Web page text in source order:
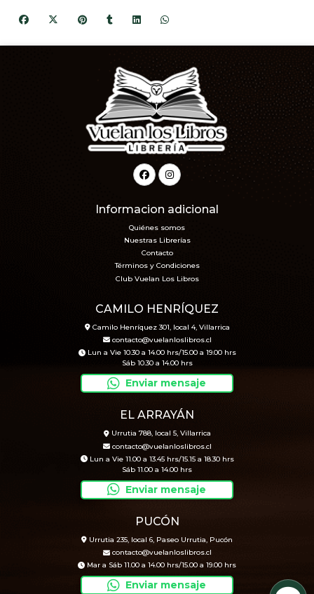
Informacion adicional
Quiénes somos
Nuestras Librerías
Contacto
Términos y Condiciones
Club Vuelan Los Libros
CAMILO HENRÍQUEZ
Camilo Henríquez 301, local 4, Villarrica
contacto@vuelanloslibros.cl
Lun a Vie 10.30 a 14.00 hrs/15.00 a 19.00 hrs
Sáb 10.30 a 14.00 hrs
Enviar mensaje
EL ARRAYÁN
Urrutia 788, local 5, Villarrica
contacto@vuelanloslibros.cl
Lun a Vie 11.00 a 13.45 hrs/15.15 a 18.30 hrs
Sáb 11.00 a 14.00 hrs
Enviar mensaje
PUCÓN
Urrutia 235, local 6, Paseo Urrutia, Pucón
contacto@vuelanloslibros.cl
Mar a Sáb 11.00 a 14.00 hrs/15.00 a 19.00 hrs
Enviar mensaje